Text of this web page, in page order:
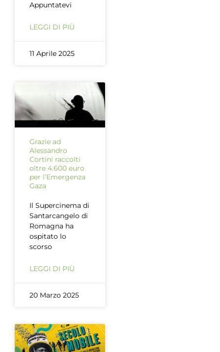
Appuntatevi
LEGGI DI PIÙ
11 Aprile 2025
Grazie ad
Alessandro
Cortini raccolti
oltre 4.600 euro
per l’Emergenza
Gaza
Il Supercinema di
Santarcangelo di
Romagna ha
ospitato lo
scorso
LEGGI DI PIÙ
20 Marzo 2025